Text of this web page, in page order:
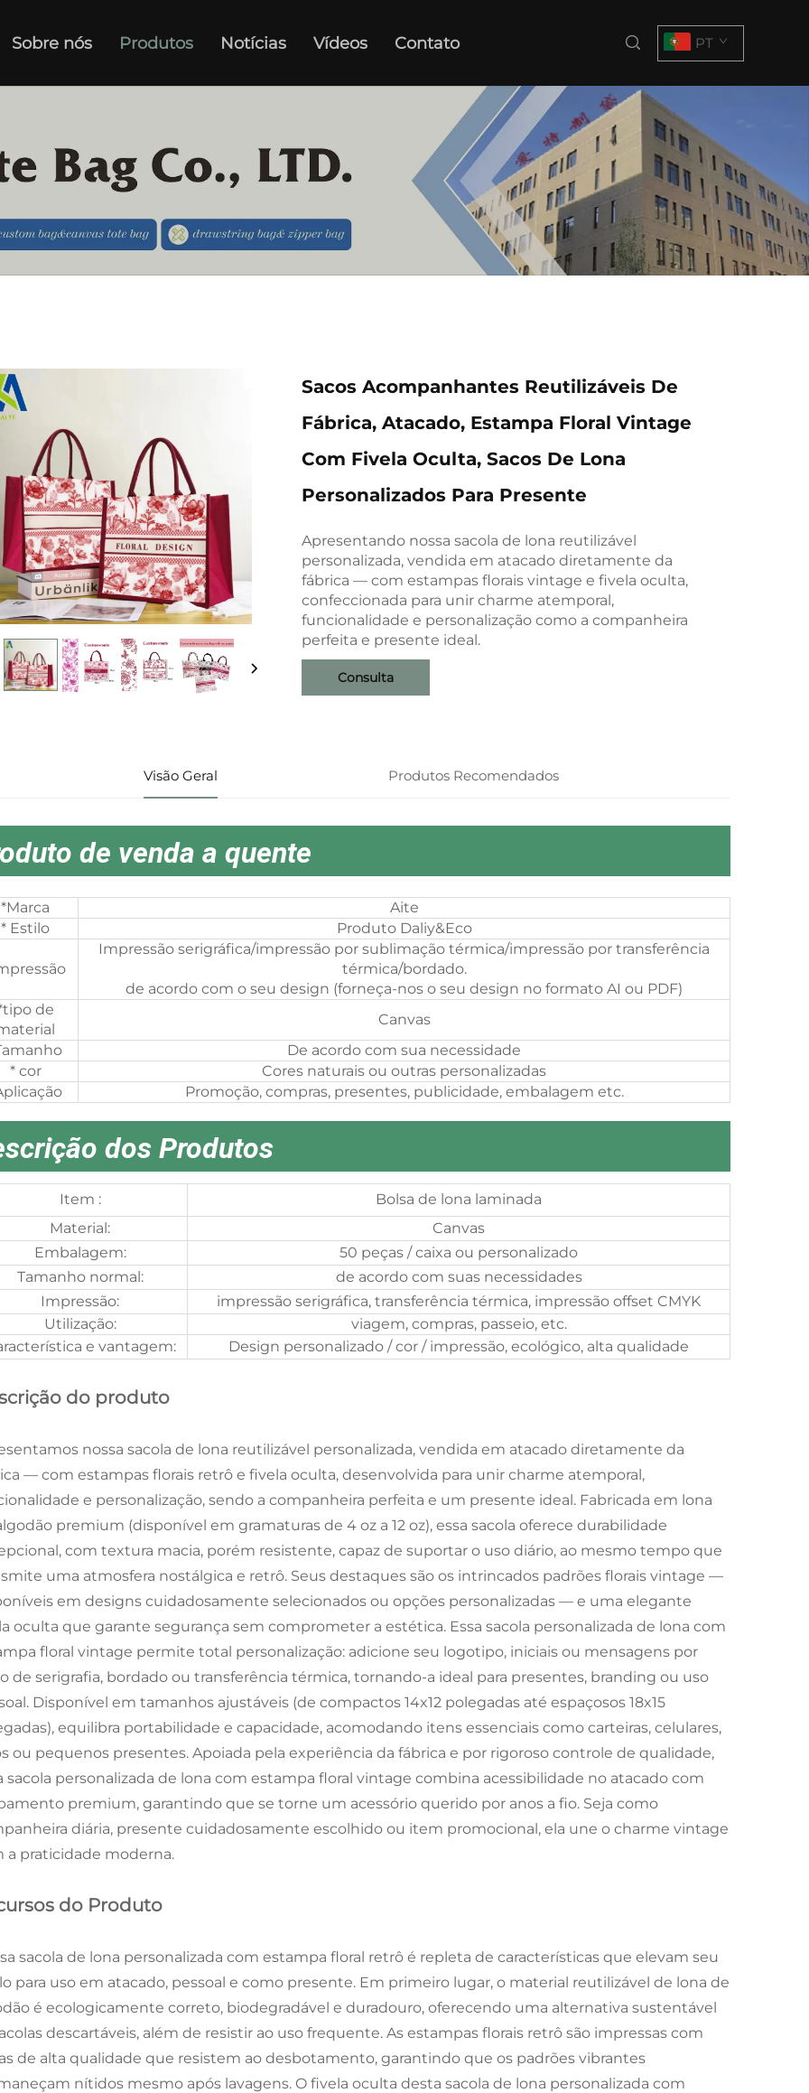
Sobre nós Produtos Notícias Vídeos Contato PT
Sacos Acompanhantes Reutilizáveis De
Fábrica, Atacado, Estampa Floral Vintage
Com Fivela Oculta, Sacos De Lona
Personalizados Para Presente
Apresentando nossa sacola de lona reutilizável
personalizada, vendida em atacado diretamente da
fábrica — com estampas florais vintage e fivela oculta,
confeccionada para unir charme atemporal,
funcionalidade e personalização como a companheira
perfeita e presente ideal.
Consulta
Visão Geral Produtos Recomendados
de venda a quente
*Marca
Aite
* Estilo
Produto Daliy&Eco
Impressão serigráfica/impressão por sublimação térmica/impressão por transferência
térmica/bordado.
de acordo com o seu design (forneça-nos o seu design no formato AI ou PDF)
de
Canvas
De acordo com sua necessidade
* cor
Cores naturais ou outras personalizadas
Promoção, compras, presentes, publicidade, embalagem etc.
dos Produtos
Item :
Bolsa de lona laminada
Material:
Canvas
Embalagem:
50 peças / caixa ou personalizado
Tamanho normal:
de acordo com suas necessidades
Impressão:
impressão serigráfica, transferência térmica, impressão offset CMYK
Utilização:
viagem, compras, passeio, etc.
e vantagem:
Design personalizado / cor / impressão, ecológico, alta qualidade
do produto
nossa sacola de lona reutilizável personalizada, vendida em atacado diretamente da
— com estampas florais retrô e fivela oculta, desenvolvida para unir charme atemporal,
e personalização, sendo a companheira perfeita e um presente ideal. Fabricada em lona
premium (disponível em gramaturas de 4 oz a 12 oz), essa sacola oferece durabilidade
com textura macia, porém resistente, capaz de suportar o uso diário, ao mesmo tempo que
uma atmosfera nostálgica e retrô. Seus destaques são os intrincados padrões florais vintage —
em designs cuidadosamente selecionados ou opções personalizadas — e uma elegante
oculta que garante segurança sem comprometer a estética. Essa sacola personalizada de lona com
floral vintage permite total personalização: adicione seu logotipo, iniciais ou mensagens por
de serigrafia, bordado ou transferência térmica, tornando-a ideal para presentes, branding ou uso
Disponível em tamanhos ajustáveis (de compactos 14x12 polegadas até espaçosos 18x15
equilibra portabilidade e capacidade, acomodando itens essenciais como carteiras, celulares,
ou pequenos presentes. Apoiada pela experiência da fábrica e por rigoroso controle de qualidade,
sacola personalizada de lona com estampa floral vintage combina acessibilidade no atacado com
premium, garantindo que se torne um acessório querido por anos a fio. Seja como
diária, presente cuidadosamente escolhido ou item promocional, ela une o charme vintage
a praticidade moderna.
do Produto
sacola de lona personalizada com estampa floral retrô é repleta de características que elevam seu
para uso em atacado, pessoal e como presente. Em primeiro lugar, o material reutilizável de lona de
é ecologicamente correto, biodegradável e duradouro, oferecendo uma alternativa sustentável
descartáveis, além de resistir ao uso frequente. As estampas florais retrô são impressas com
de alta qualidade que resistem ao desbotamento, garantindo que os padrões vibrantes
nítidos mesmo após lavagens. O fivela oculta desta sacola de lona personalizada com